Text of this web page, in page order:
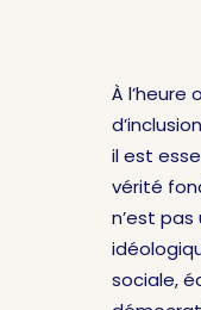
À l’heure
il est
vérité
n’est
sociale,